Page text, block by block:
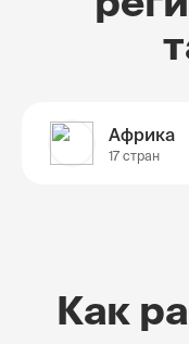
Африка
17 стран
Как